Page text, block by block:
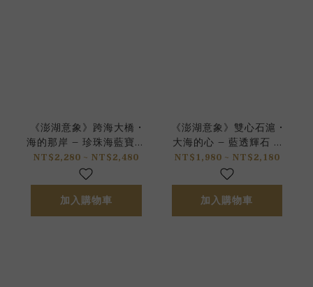
《澎湖意象》跨海大橋 •
海的那岸 – 珍珠海藍寶 –
手鍊
NT$2,280 ~ NT$2,480
加入購物車
《澎湖意象》雙心石滬 •
大海的心 – 藍透輝石 –
手鍊
NT$1,980 ~ NT$2,180
加入購物車